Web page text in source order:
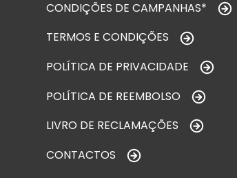
CONDIÇÕES DE CAMPANHAS*
TERMOS E CONDIÇÕES
POLÍTICA DE PRIVACIDADE
POLÍTICA DE REEMBOLSO
LIVRO DE RECLAMAÇÕES
CONTACTOS